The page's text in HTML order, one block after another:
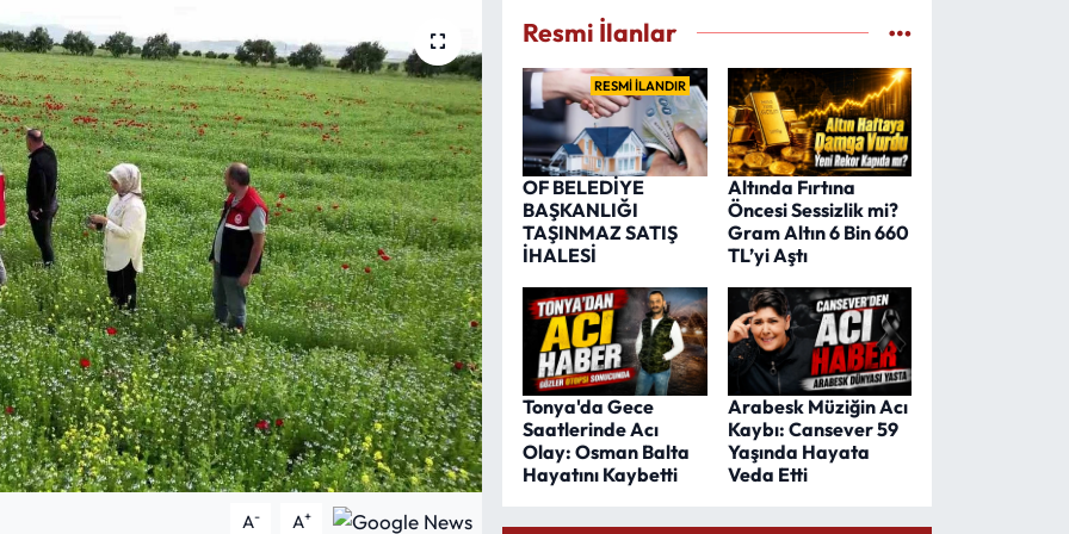
A- A+
Resmi İlanlar
RESMİ İLANDIR
OF BELEDİYE
BAŞKANLIĞI
TAŞINMAZ SATIŞ
İHALESİ
Altında Fırtına
Öncesi Sessizlik mi?
Gram Altın 6 Bin 660
TL’yi Aştı
Tonya'da Gece
Saatlerinde Acı
Olay: Osman Balta
Hayatını Kaybetti
Arabesk Müziğin Acı
Kaybı: Cansever 59
Yaşında Hayata
Veda Etti